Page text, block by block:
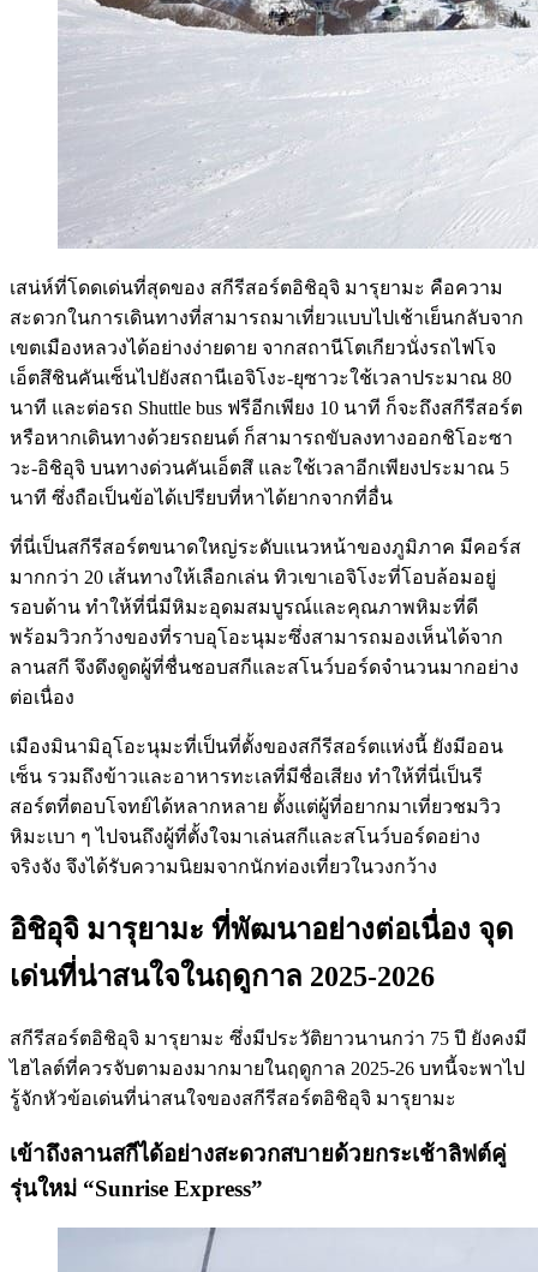
เสน่ห์ที่โดดเด่นที่สุดของ สกีรีสอร์ตอิชิอุจิ มารุยามะ คือความ
สะดวกในการเดินทางที่สามารถมาเที่ยวแบบไปเช้าเย็นกลับจาก
เขตเมืองหลวงได้อย่างง่ายดาย จากสถานีโตเกียวนั่งรถไฟโจ
เอ็ตสึชินคันเซ็นไปยังสถานีเอจิโงะ-ยุซาวะใช้เวลาประมาณ 80
นาที และต่อรถ Shuttle bus ฟรีอีกเพียง 10 นาที ก็จะถึงสกีรีสอร์ต
หรือหากเดินทางด้วยรถยนต์ ก็สามารถขับลงทางออกชิโอะซา
วะ-อิชิอุจิ บนทางด่วนคันเอ็ตสึ และใช้เวลาอีกเพียงประมาณ 5
นาที ซึ่งถือเป็นข้อได้เปรียบที่หาได้ยากจากที่อื่น
ที่นี่เป็นสกีรีสอร์ตขนาดใหญ่ระดับแนวหน้าของภูมิภาค มีคอร์ส
มากกว่า 20 เส้นทางให้เลือกเล่น ทิวเขาเอจิโงะที่โอบล้อมอยู่
รอบด้าน ทำให้ที่นี่มีหิมะอุดมสมบูรณ์และคุณภาพหิมะที่ดี
พร้อมวิวกว้างของที่ราบอุโอะนุมะซึ่งสามารถมองเห็นได้จาก
ลานสกี จึงดึงดูดผู้ที่ชื่นชอบสกีและสโนว์บอร์ดจำนวนมากอย่าง
ต่อเนื่อง
เมืองมินามิอุโอะนุมะที่เป็นที่ตั้งของสกีรีสอร์ตแห่งนี้ ยังมีออน
เซ็น รวมถึงข้าวและอาหารทะเลที่มีชื่อเสียง ทำให้ที่นี่เป็นรี
สอร์ตที่ตอบโจทย์ได้หลากหลาย ตั้งแต่ผู้ที่อยากมาเที่ยวชมวิว
หิมะเบา ๆ ไปจนถึงผู้ที่ตั้งใจมาเล่นสกีและสโนว์บอร์ดอย่าง
จริงจัง จึงได้รับความนิยมจากนักท่องเที่ยวในวงกว้าง
อิชิอุจิ มารุยามะ ที่พัฒนาอย่างต่อเนื่อง จุด
เด่นที่น่าสนใจในฤดูกาล 2025-2026
สกีรีสอร์ตอิชิอุจิ มารุยามะ ซึ่งมีประวัติยาวนานกว่า 75 ปี ยังคงมี
ไฮไลต์ที่ควรจับตามองมากมายในฤดูกาล 2025-26 บทนี้จะพาไป
รู้จักหัวข้อเด่นที่น่าสนใจของสกีรีสอร์ตอิชิอุจิ มารุยามะ
เข้าถึงลานสกีได้อย่างสะดวกสบายด้วยกระเช้าลิฟต์คู่
รุ่นใหม่ “Sunrise Express”